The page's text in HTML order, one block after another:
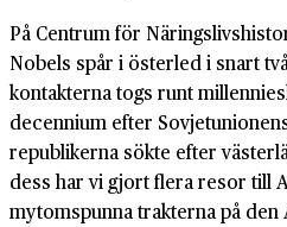
På Centrum för
Nobels spår i österled i snart
kontakterna togs runt
decennium efter
republikerna sökte efter
dess har vi gjort flera resor till
mytomspunna trakterna på den